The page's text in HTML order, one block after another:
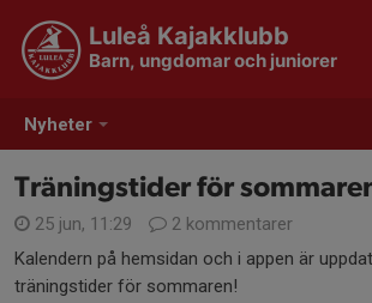
Nyheter
Luleå Kajakklubb
Barn, ungdomar och juniorer
Träningstider för
25 jun, 11:29
2 kommentarer
Kalendern på hemsidan och i appen är
träningstider för sommaren!